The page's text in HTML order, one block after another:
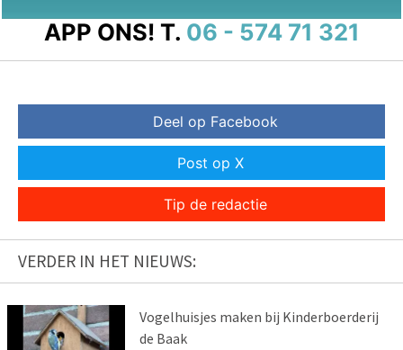
APP ONS! T. 06 - 574 71 321
Deel op Facebook
Post op X
Tip de redactie
VERDER IN HET NIEUWS:
Vogelhuisjes maken bij Kinderboerderij
de Baak